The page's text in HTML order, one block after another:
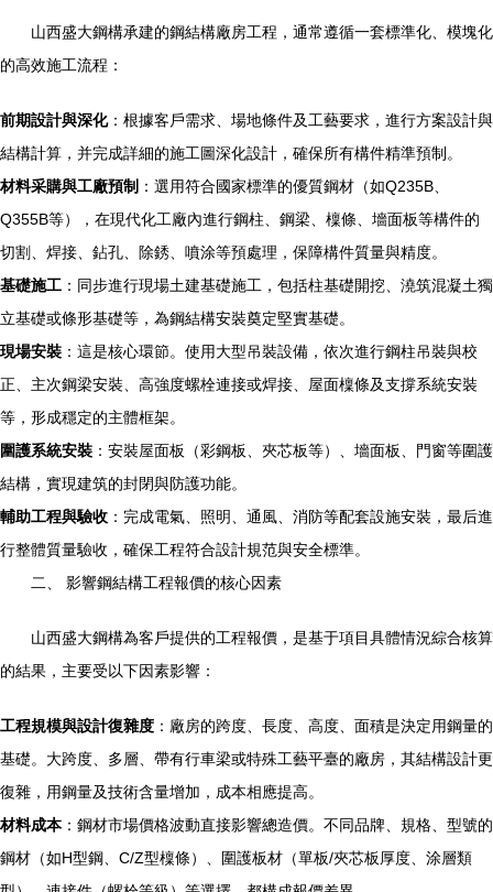
山西盛大鋼構承建的鋼結構廠房工程，通常遵循一套標準化、模塊化
的高效施工流程：
前期設計與深化：根據客戶需求、場地條件及工藝要求，進行方案設計與
結構計算，并完成詳細的施工圖深化設計，確保所有構件精準預制。
材料采購與工廠預制 ：選用符合國家標準的優質鋼材（如Q235B、
Q355B等），在現代化工廠內進行鋼柱、鋼梁、檁條、墻面板等構件的
切割、焊接、鉆孔、除銹、噴涂等預處理，保障構件質量與精度。
基礎施工 ：同步進行現場土建基礎施工，包括柱基礎開挖、澆筑混凝土獨
立基礎或條形基礎等，為鋼結構安裝奠定堅實基礎。
現場安裝 ：這是核心環節。使用大型吊裝設備，依次進行鋼柱吊裝與校
正、主次鋼梁安裝、高強度螺栓連接或焊接、屋面檁條及支撐系統安裝
等，形成穩定的主體框架。
圍護系統安裝 ：安裝屋面板（彩鋼板、夾芯板等）、墻面板、門窗等圍護
結構，實現建筑的封閉與防護功能。
輔助工程與驗收 ：完成電氣、照明、通風、消防等配套設施安裝，最后進
行整體質量驗收，確保工程符合設計規范與安全標準。
二、 影響鋼結構工程報價的核心因素
山西盛大鋼構為客戶提供的工程報價，是基于項目具體情況綜合核算
的結果，主要受以下因素影響：
工程規模與設計復雜度 ：廠房的跨度、長度、高度、面積是決定用鋼量的
基礎。大跨度、多層、帶有行車梁或特殊工藝平臺的廠房，其結構設計更
復雜，用鋼量及技術含量增加，成本相應提高。
材料成本：鋼材市場價格波動直接影響總造價。不同品牌、規格、型號的
鋼材（如H型鋼、C/Z型檁條）、圍護板材（單板/夾芯板厚度、涂層類